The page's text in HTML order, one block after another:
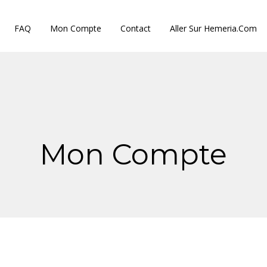
FAQ Mon Compte Contact Aller Sur Hemeria.com
Mon Compte